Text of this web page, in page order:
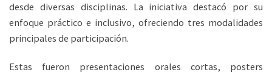
desde diversas disciplinas. La iniciativa destacó por su
enfoque práctico e inclusivo, ofreciendo tres modalidades
principales de participación.
Estas fueron presentaciones orales cortas, posters